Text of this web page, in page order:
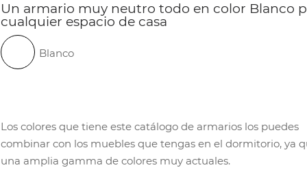
Un armario muy neutro todo en color Blanco
cualquier espacio de casa
Blanco
Los colores que tiene este catálogo de armarios los puedes
combinar con los muebles que tengas en el dormitorio, ya
una amplia gamma de colores muy actuales.